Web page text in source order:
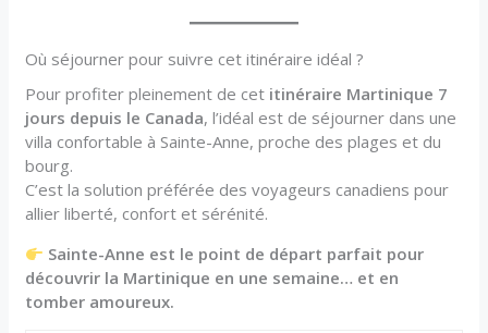
Où séjourner pour suivre cet itinéraire idéal ?
Pour profiter pleinement de cet itinéraire Martinique 7
jours depuis le Canada, l’idéal est de séjourner dans une
villa confortable à Sainte-Anne, proche des plages et du
bourg.
C’est la solution préférée des voyageurs canadiens pour
allier liberté, confort et sérénité.
Sainte-Anne est le point de départ parfait pour
découvrir la Martinique en une semaine… et en
tomber amoureux.